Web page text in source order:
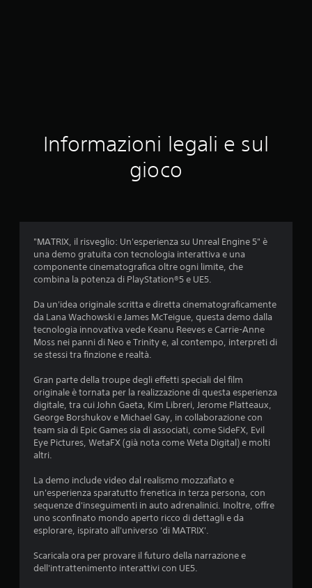
Informazioni legali e sul
gioco
"MATRIX, il risveglio: Un'esperienza su Unreal Engine 5" è
una demo gratuita con tecnologia interattiva e una
componente cinematografica oltre ogni limite, che
combina la potenza di PlayStation®5 e UE5.
Da un'idea originale scritta e diretta cinematograficamente
da Lana Wachowski e James McTeigue, questa demo dalla
tecnologia innovativa vede Keanu Reeves e Carrie-Anne
Moss nei panni di Neo e Trinity e, al contempo, interpreti di
se stessi tra finzione e realtà.
Gran parte della troupe degli effetti speciali del film
originale è tornata per la realizzazione di questa esperienza
digitale, tra cui John Gaeta, Kim Libreri, Jerome Platteaux,
George Borshukov e Michael Gay, in collaborazione con
team sia di Epic Games sia di associati, come SideFX, Evil
Eye Pictures, WetaFX (già nota come Weta Digital) e molti
altri.
La demo include video dal realismo mozzafiato e
un'esperienza sparatutto frenetica in terza persona, con
sequenze d'inseguimenti in auto adrenalinici. Inoltre, offre
uno sconfinato mondo aperto ricco di dettagli e da
esplorare, ispirato all'universo 'di MATRIX'.
Scaricala ora per provare il futuro della narrazione e
dell'intrattenimento interattivi con UE5.